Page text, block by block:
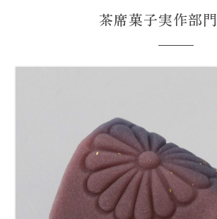
茶席菓子実作部門